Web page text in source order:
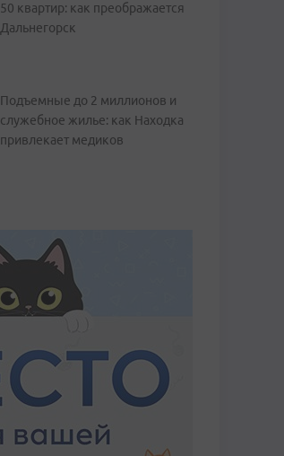
50 квартир: как преображается
Дальнегорск
Подъемные до 2 миллионов и
служебное жилье: как Находка
привлекает медиков